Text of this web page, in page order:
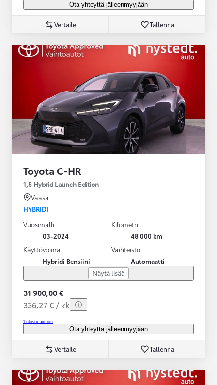
Ota yhteyttä jälleenmyyjään
Vertaile Tallenna
Toyota C-HR
1,8 Hybrid Launch Edition
Vaasa
HYBRIDI
Vuosimalli
03-2024
Kilometrit
48 000 km
Käyttövoima
Hybridi Bensiini
Vaihteisto
Automaatti
Näytä lisää
31 900,00 €
336,27 € / kk
Tutustu autoon
Ota yhteyttä jälleenmyyjään
Vertaile Tallenna